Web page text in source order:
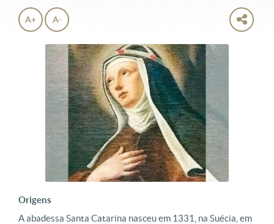
A+ A-
Origens
A abadessa Santa Catarina nasceu em 1331, na Suécia, em